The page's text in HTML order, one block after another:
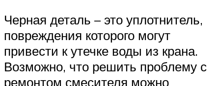
Черная деталь – это уплотнитель,
повреждения которого могут
привести к утечке воды из крана.
Возможно, что решить проблему с
ремонтом смесителя можно